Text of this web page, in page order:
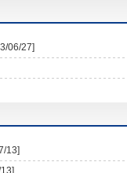
06/27]
13]